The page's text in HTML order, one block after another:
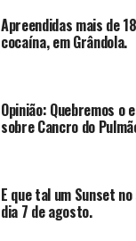
Apreendidas mais de
cocaína, em Grândola.
Opinião: Quebremos o
sobre Cancro do
E que tal um Sunset
dia 7 de agosto.